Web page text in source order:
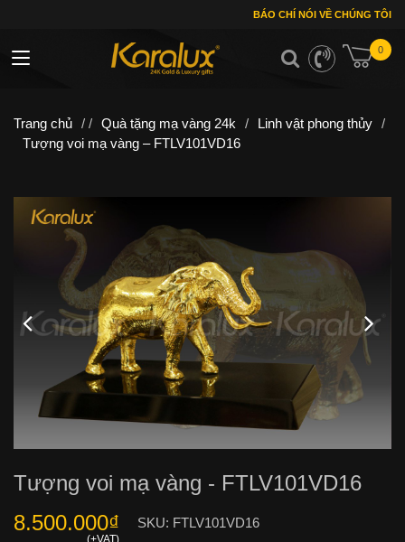
BÁO CHÍ NÓI VỀ CHÚNG TÔI
0
Toggle navigation
Trang chủ / / Quà tặng mạ vàng 24k / Linh vật phong thủy /
Tượng voi mạ vàng – FTLV101VD16
Tượng voi mạ vàng - FTLV101VD16
8.500.000₫ SKU: FTLV101VD16